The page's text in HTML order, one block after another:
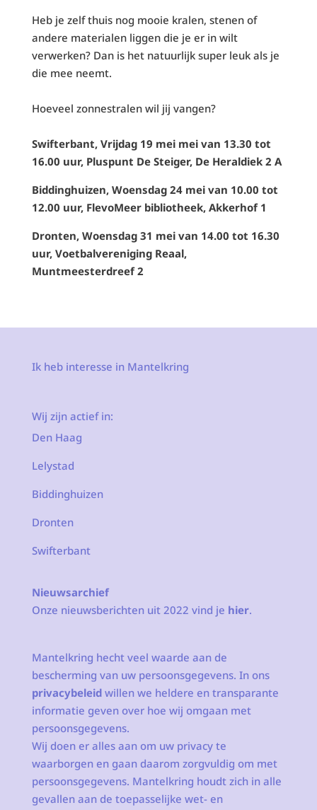
Heb je zelf thuis nog mooie kralen, stenen of
andere materialen liggen die je er in wilt
verwerken? Dan is het natuurlijk super leuk als je
die mee neemt.
Hoeveel zonnestralen wil jij vangen?
Swifterbant, Vrijdag 19 mei mei van 13.30 tot
16.00 uur, Pluspunt De Steiger, De Heraldiek 2 A
Biddinghuizen, Woensdag 24 mei van 10.00 tot
12.00 uur, FlevoMeer bibliotheek, Akkerhof 1
Dronten, Woensdag 31 mei van 14.00 tot 16.30
uur, Voetbalvereniging Reaal,
Muntmeesterdreef 2
Ik heb interesse in Mantelkring
Wij zijn actief in:
Den Haag
Lelystad
Biddinghuizen
Dronten
Swifterbant
Nieuwsarchief
Onze nieuwsberichten uit 2022 vind je hier.
Mantelkring hecht veel waarde aan de
bescherming van uw persoonsgegevens. In ons
privacybeleidwillen we heldere en transparante
informatie geven over hoe wij omgaan met
persoonsgegevens.
Wij doen er alles aan om uw privacy te
waarborgen en gaan daarom zorgvuldig om met
persoonsgegevens. Mantelkring houdt zich in alle
gevallen aan de toepasselijke wet- en